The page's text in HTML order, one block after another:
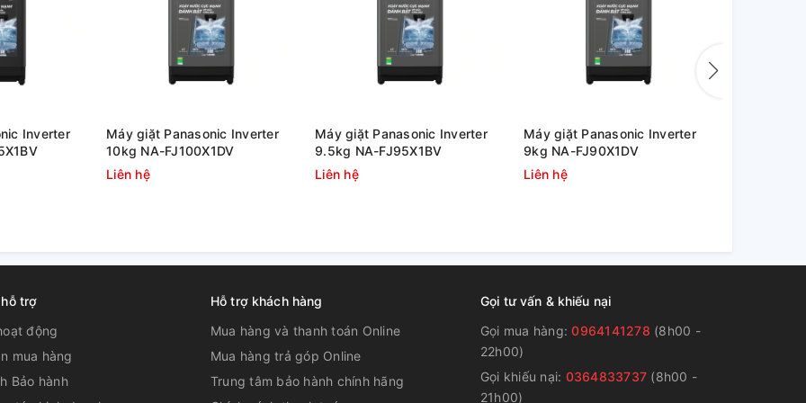
sở hữu bảng điều khiển được thiết kế
nguồn thuận tiện cùng Tiếng Việt dễ sử
bị lồng giặt kháng khuẩn, tích hợp
Inverter
Máy giặt Panasonic Inverter
10kg NA-FJ100X1DV
Liên hệ
Máy giặt Panasonic Inverter
9.5kg NA-FJ95X1BV
Liên hệ
Máy giặt Panasonic Inverter
9kg NA-FJ90X1DV
Liên hệ
trợ
động
mua hàng
Bảo hành
Hỗ trợ khách hàng
Mua hàng và thanh toán Online
Mua hàng trả góp Online
Trung tâm bảo hành chính hãng
Gọi tư vấn & khiếu nại
Gọi mua hàng:0964141278 (8h00 -
22h00)
Gọi khiếu nại: 0364833737 (8h00 -
21h00)